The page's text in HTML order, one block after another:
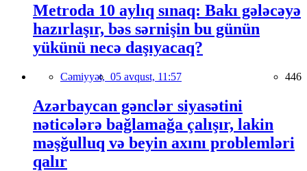
Metroda 10 aylıq sınaq: Bakı gələcəyə
hazırlaşır, bəs sərnişin bu günün
yükünü necə daşıyacaq?
Cəmiyyət, 05 avqust, 11:57 446
Azərbaycan gənclər siyasətini
nəticələrə bağlamağa çalışır, lakin
məşğulluq və beyin axını problemləri
qalır